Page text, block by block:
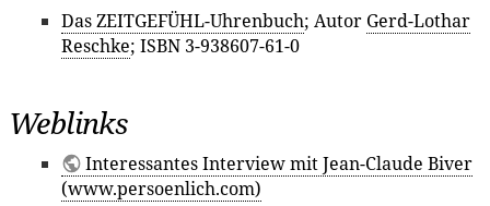
Das ZEITGEFÜHL-Uhrenbuch; Autor Gerd-Lothar
Reschke; ISBN 3-938607-61-0
Weblinks
Interessantes Interview mit Jean-Claude Biver
(www.persoenlich.com)